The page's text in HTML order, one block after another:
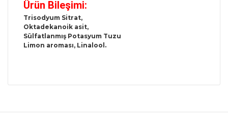
Ürün Bileşimi:
Trisodyum Sitrat,
Oktadekanoik asit,
Sülfatlanmış Potasyum Tuzu
Limon aroması, Linalool.